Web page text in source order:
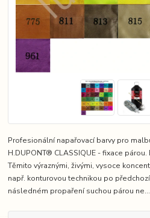
Profesionální napařovací barvy pro
H.DUPONT® CLASSIQUE - fixace párou.
Těmito výraznými, živými, vysoce
např. konturovou technikou po
následném propaření suchou párou ne...